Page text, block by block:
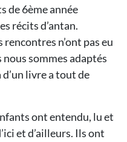
de 6ème année
récits d’antan.
n’ont pas eu
nous sommes adaptés
livre a tout de
ont entendu, lu et
et d’ailleurs. Ils ont